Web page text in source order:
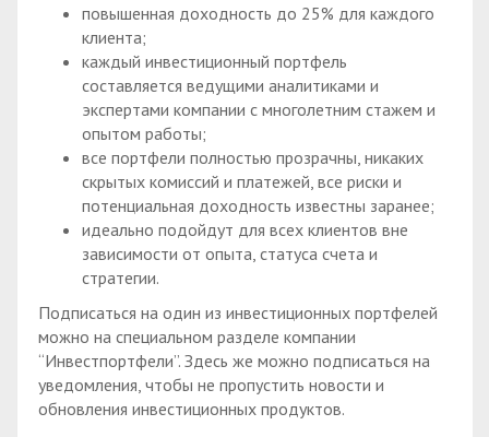
повышенная доходность до 25% для каждого
клиента;
каждый инвестиционный портфель
составляется ведущими аналитиками и
экспертами компании с многолетним стажем и
опытом работы;
все портфели полностью прозрачны, никаких
скрытых комиссий и платежей, все риски и
потенциальная доходность известны заранее;
идеально подойдут для всех клиентов вне
зависимости от опыта, статуса счета и
стратегии.
Подписаться на один из инвестиционных портфелей
можно на специальном разделе компании
“Инвестпортфели”. Здесь же можно подписаться на
уведомления, чтобы не пропустить новости и
обновления инвестиционных продуктов.